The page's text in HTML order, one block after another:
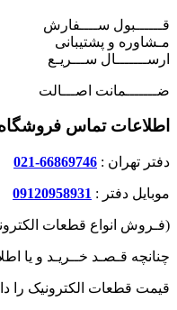
قــــــبول ســــفارش
مـشاوره و پشتیبانی
ارســـــــال ســـریـع
ضـــــــمانت اصـــالت
اطلاعات تماس
دفتر تهران : 66869746-021
موبایل دفتر : 09120958931
(فـروش انواع قطعات
چنانچه قـصـد خــریـد و یا
قیمت قطعات الکترونیک را